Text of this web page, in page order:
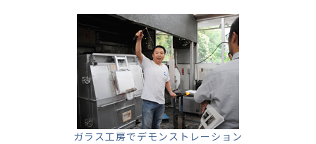
ガラス工房でデモンストレーション